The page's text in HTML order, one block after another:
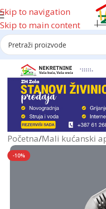
Skip to navigation
Skip to main content
Reklama
Početna/Mali kućanski
-10%